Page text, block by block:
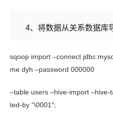
4、将数据从关系数据库
sqoop import –connect
me dyh –password 000000
–table users –hive-import
ted-by “\0001″;